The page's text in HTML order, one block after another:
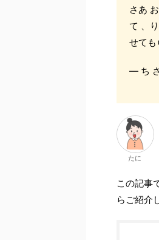
さあ
て 、
せても
— ち
たに
この記事
らご紹介